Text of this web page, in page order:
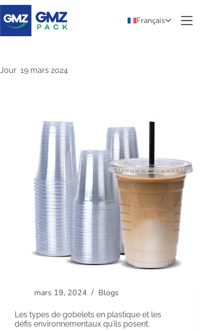
Français
Jour 19 mars 2024
mars 19, 2024 Blogs
Les types de gobelets en plastique et les
défis environnementaux qu’ils posent.